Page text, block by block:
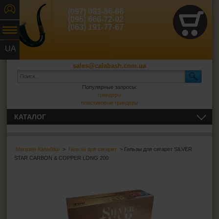
UA
(097) 083-86-66
(095) 666-72-02
(063) 191-77-67
sales@calabash.com.ua
Популярные запросы:
гриндеры
пластиковые гриндеры
Магазин Калабаш > Гильзы для сигарет > Гильзы для сигарет SILVER
STAR CARBON & COPPER LONG 200
КАТАЛОГ
СИГАРЫ, СИГАРИЛЛЫ И ВСЁ ДЛЯ НИХ
Фильтры для самокруток